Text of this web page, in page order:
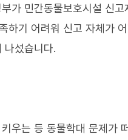
가 민간동물보호시설 신고
하기 어려워 신고 자체가
나섰습니다.
우는 등 동물학대 문제가